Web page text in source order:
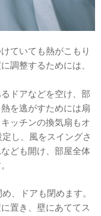
ていても熱がこもり
調整するためには、
ドアなどを空け、部
を逃がすためには扇
ッチンの換気扇もオ
し、風をスイングさ
ども開け、部屋全体
、ドアも閉めます。
置き、壁にあててス